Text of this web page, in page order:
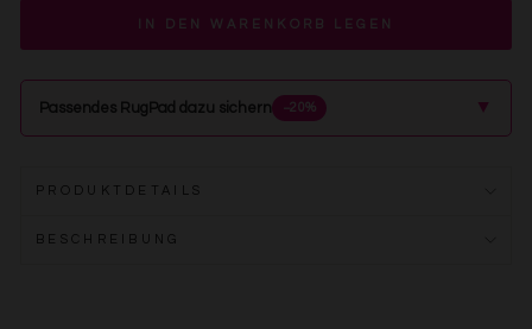
IN DEN WARENKORB LEGEN
Passendes RugPad dazu sichern −20% ▲
PRODUKTDETAILS
BESCHREIBUNG